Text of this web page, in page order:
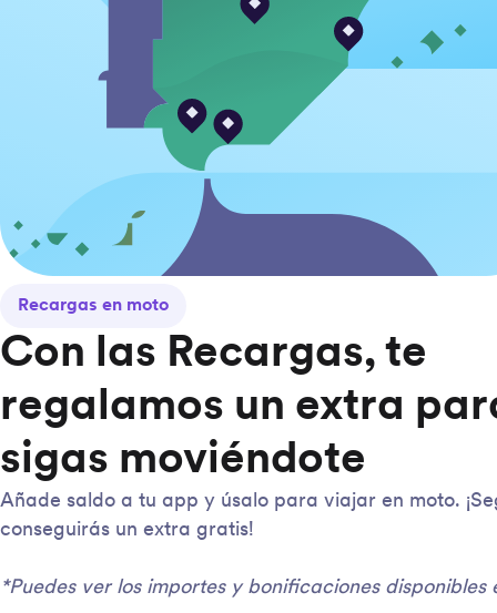
Recargas en moto
Con las Recargas, te
regalamos un extra
sigas moviéndote
Añade saldo a tu app y úsalo para viajar en moto.
conseguirás un extra gratis!
*Puedes ver los importes y bonificaciones disponibles